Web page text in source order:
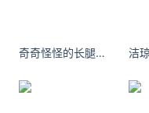
律师事务所咨询免费
奇奇怪怪的长腿美女